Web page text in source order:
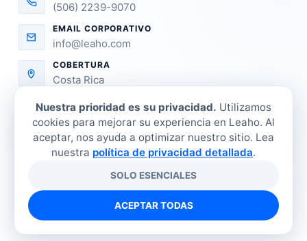
(506) 2239-9070
EMAIL CORPORATIVO
info@leaho.com
COBERTURA
Costa Rica
LEAHO Refrigeración Industrial. Todos los
derechos reservados.
Tienda
Contacto Política de privacidad
Nuestra prioridad es su privacidad. Utilizamos
cookies para mejorar su experiencia en Leaho. Al
aceptar, nos ayuda a optimizar nuestro sitio. Lea
nuestra política de privacidad detallada.
SOLO ESENCIALES
ACEPTAR TODAS